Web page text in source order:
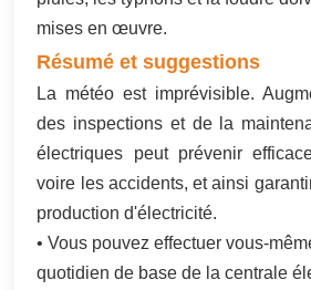
mises en œuvre.
Résumé et suggestions
La météo est imprévisible.
des inspections et de la
électriques peut prévenir
voire les accidents, et ainsi
production d'électricité.
• Vous pouvez effectuer vous-
quotidien de base de la centrale